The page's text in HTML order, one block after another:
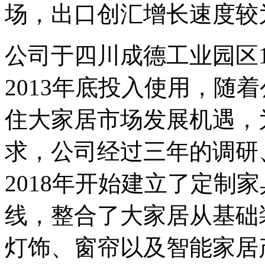
场，出口创汇增长速度
公司于四川成德工业园
2013年底投入使用，随
住大家居市场发展机遇
求，公司经过三年的调
2018年开始建立了定制
线，整合了大家居从基
灯饰、窗帘以及智能家